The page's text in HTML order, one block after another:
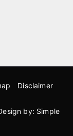
Disclaimer
by: Simple